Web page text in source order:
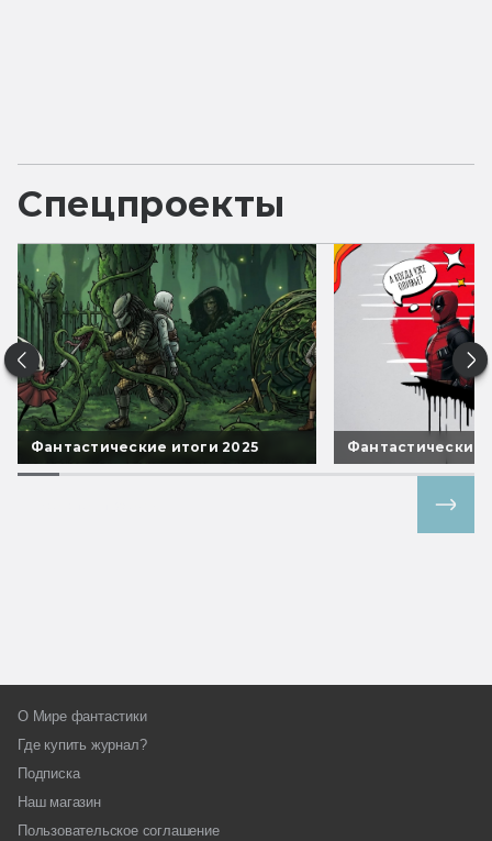
Спецпроекты
Фантастические итоги 2025 Фантастические
О Мире фантастики
Где купить журнал?
Подписка
Наш магазин
Пользовательское соглашение